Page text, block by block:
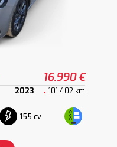
16.990 €
2023 101.402 km
155 cv